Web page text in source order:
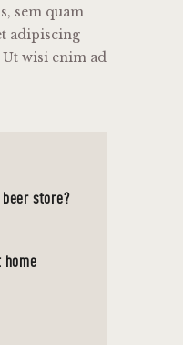
sem quam
adipiscing
Ut wisi enim ad
store?